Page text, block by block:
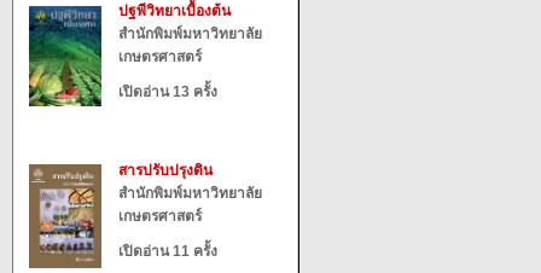
ปฐพีวิทยาเบื้องต้น
สำนักพิมพ์มหาวิทยาลัย
เกษตรศาสตร์
เปิดอ่าน 13 ครั้ง
สารปรับปรุงดิน
สำนักพิมพ์มหาวิทยาลัย
เกษตรศาสตร์
เปิดอ่าน 11 ครั้ง